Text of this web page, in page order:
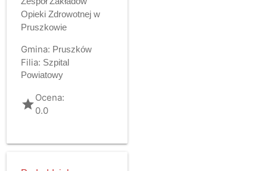
Opieki Zdrowotnej w
Pruszkowie
Gmina: Pruszków
Filia: Szpital
Powiatowy
gradeOcena:
0.0